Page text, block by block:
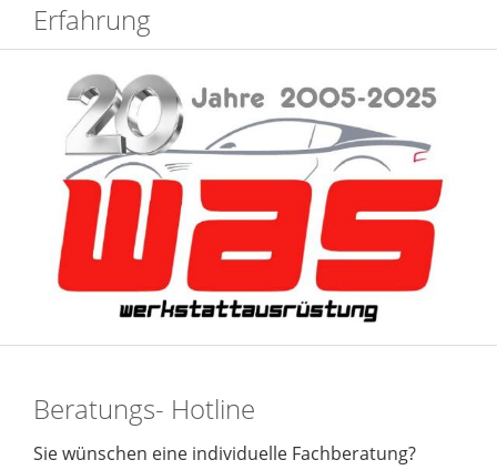
Erfahrung
Beratungs- Hotline
Sie wünschen eine individuelle Fachberatung?